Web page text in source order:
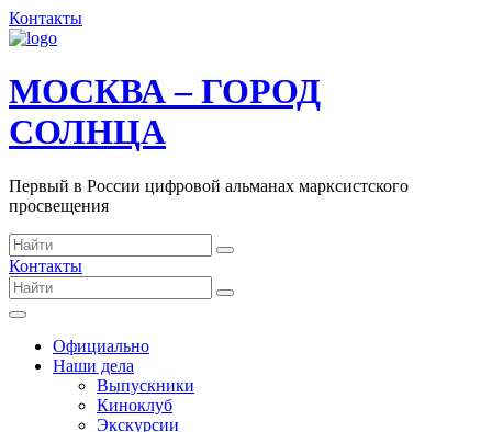
Контакты
МОСКВА – ГОРОД
СОЛНЦА
Первый в России цифровой альманах марксистского
просвещения
Контакты
Официально
Наши дела
Выпускники
Киноклуб
Экскурсии